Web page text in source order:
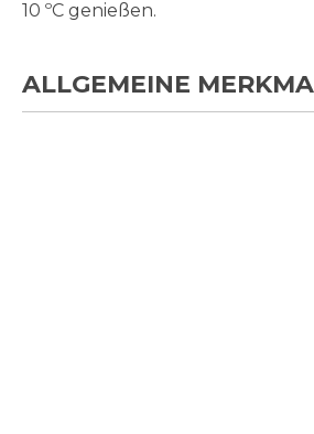
10 ºC genießen.
ALLGEMEINE